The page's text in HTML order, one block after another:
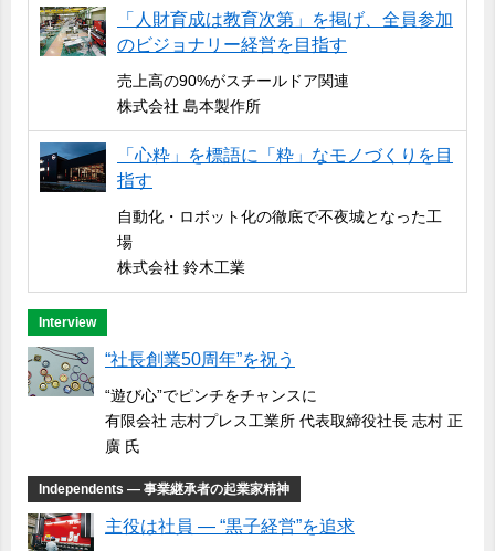
「人財育成は教育次第」を掲げ、全員参加
のビジョナリー経営を目指す
売上高の90%がスチールドア関連
株式会社 島本製作所
「心粋」を標語に「粋」なモノづくりを目
指す
自動化・ロボット化の徹底で不夜城となった工
場
株式会社 鈴木工業
Interview
“社長創業50周年”を祝う
“遊び心”でピンチをチャンスに
有限会社 志村プレス工業所 代表取締役社長 志村 正
廣 氏
Independents ― 事業継承者の起業家精神
主役は社員 ― “黒子経営”を追求